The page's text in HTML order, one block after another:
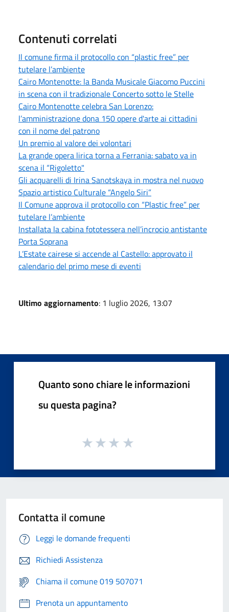
Contenuti correlati
Il comune firma il protocollo con “plastic free” per
tutelare l’ambiente
Cairo Montenotte: la Banda Musicale Giacomo Puccini
in scena con il tradizionale Concerto sotto le Stelle
Cairo Montenotte celebra San Lorenzo:
l’amministrazione dona 150 opere d'arte ai cittadini
con il nome del patrono
Un premio al valore dei volontari
La grande opera lirica torna a Ferrania: sabato va in
scena il “Rigoletto"
Gli acquarelli di Irina Sanotskaya in mostra nel nuovo
Spazio artistico Culturale “Angelo Siri”
Il Comune approva il protocollo con “Plastic free” per
tutelare l’ambiente
Installata la cabina fototessera nell’incrocio antistante
Porta Soprana
L’Estate cairese si accende al Castello: approvato il
calendario del primo mese di eventi
Ultimo aggiornamento: 1 luglio 2026, 13:07
Quanto sono chiare le informazioni
su questa pagina?
Contatta il comune
Leggi le domande frequenti
Richiedi Assistenza
Chiama il comune 019 507071
Prenota un appuntamento